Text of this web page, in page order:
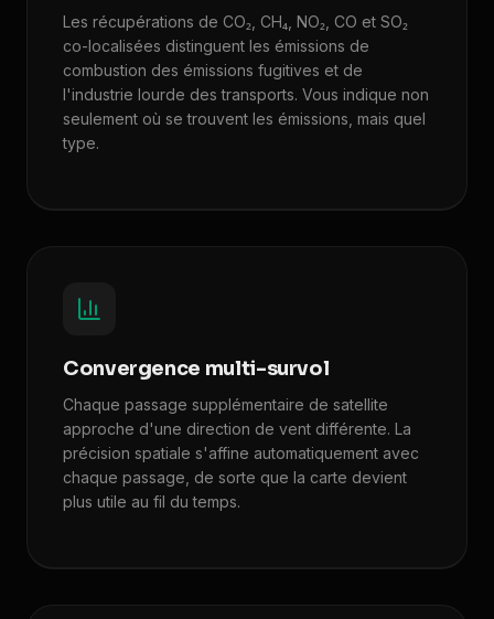
Les récupérations de CO₂, CH₄, NO₂, CO et SO₂
co-localisées distinguent les émissions de
combustion des émissions fugitives et de
l'industrie lourde des transports. Vous indique non
seulement où se trouvent les émissions, mais quel
type.
Convergence multi-survol
Chaque passage supplémentaire de satellite
approche d'une direction de vent différente. La
précision spatiale s'affine automatiquement avec
chaque passage, de sorte que la carte devient
plus utile au fil du temps.